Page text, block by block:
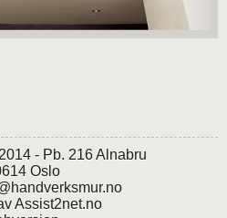
- Pb. 216 Alnabru
Oslo
Assist2net.no